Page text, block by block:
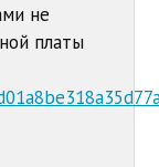
не
платы